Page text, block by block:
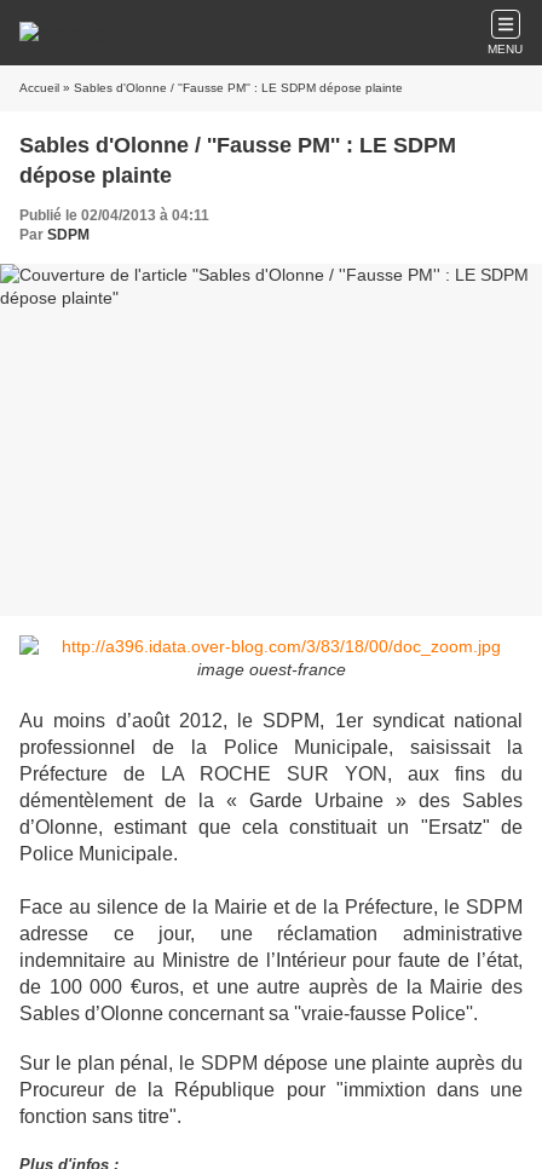
MENU
Accueil » Sables d'Olonne / ''Fausse PM'' : LE SDPM dépose plainte
Sables d'Olonne / ''Fausse PM'' : LE SDPM
dépose plainte
Publié le 02/04/2013 à 04:11
Par SDPM
image ouest-france
Au moins d’août 2012, le SDPM, 1er syndicat national
professionnel de la Police Municipale, saisissait
la
Préfecture de LA ROCHE SUR YON, aux fins du
démentèlement de la « Garde Urbaine » des Sables
d’Olonne, estimant que cela constituait un "Ersatz" de
Police Municipale.
Face au silence de la Mairie et de la Préfecture, le SDPM
adresse ce jour, une réclamation administrative
indemnitaire au Ministre de l’Intérieur pour faute de l’état,
de 100 000 €uros, et uneautre auprès de la Mairie des
Sables d’Olonne concernant sa ''vraie-fausse Police''.
Sur le plan pénal, le SDPM dépose une plainte auprès du
Procureur de la République pour "immixtion dans une
fonction sans titre".
Plus d'infos :